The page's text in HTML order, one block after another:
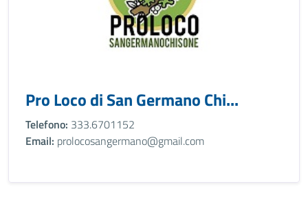
Pro Loco di San Germano Chi...
Telefono: 333.6701152
Email: prolocosangermano@gmail.com